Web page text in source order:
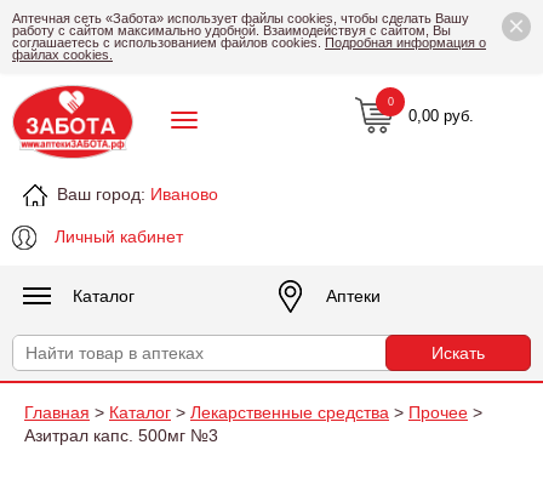
×
Аптечная сеть «Забота» использует файлы cookies, чтобы сделать Вашу
работу с сайтом максимально удобной. Взаимодействуя с сайтом, Вы
соглашаетесь с использованием файлов cookies. Подробная информация о
файлах cookies.
Ваш город: Иваново
Личный кабинет
0,00 руб.
0
Каталог Аптеки
Главная > Каталог > Лекарственные средства > Прочее >
Азитрал капс. 500мг №3